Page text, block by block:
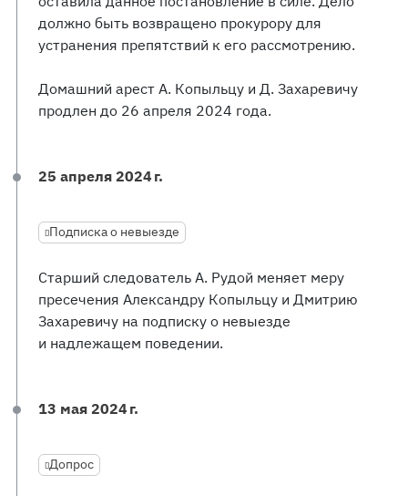
должно быть возвращено прокурору для
устранения препятствий к его рассмотрению.
Домашний арест А. Копыльцу и Д. Захаревичу
продлен до 26 апреля 2024 года.
25 апреля 2024 г.
Подписка о невыезде
Старший следователь А. Рудой меняет меру
пресечения Александру Копыльцу и Дмитрию
Захаревичу на подписку о невыезде
и надлежащем поведении.
13 мая 2024 г.
Допрос